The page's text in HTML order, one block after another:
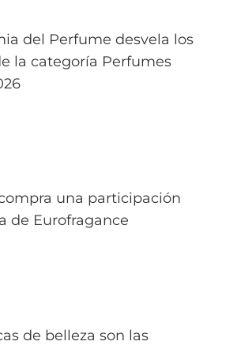
del Perfume desvela los
la categoría Perfumes
una participación
de Eurofragance
de belleza son las